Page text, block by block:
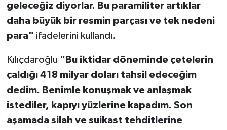
geleceğiz diyorlar. Bu paramiliter artıklar
daha büyük bir resmin parçası ve tek nedeni
para" ifadelerini kullandı.
Kılıçdaroğlu "Bu iktidar döneminde çetelerin
çaldığı 418 milyar doları tahsil edeceğim
dedim. Benimle konuşmak ve anlaşmak
istediler, kapıyı yüzlerine kapadım. Son
aşamada silah ve suikast tehditlerine